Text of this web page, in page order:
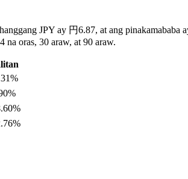
JPY ay 円6.87, at ang
na oras, 30 araw, at 90 araw.